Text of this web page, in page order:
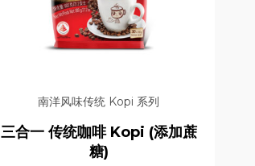
南洋风味传统 Kopi 系列
三合一 传统咖啡 Kopi (添加蔗
糖)